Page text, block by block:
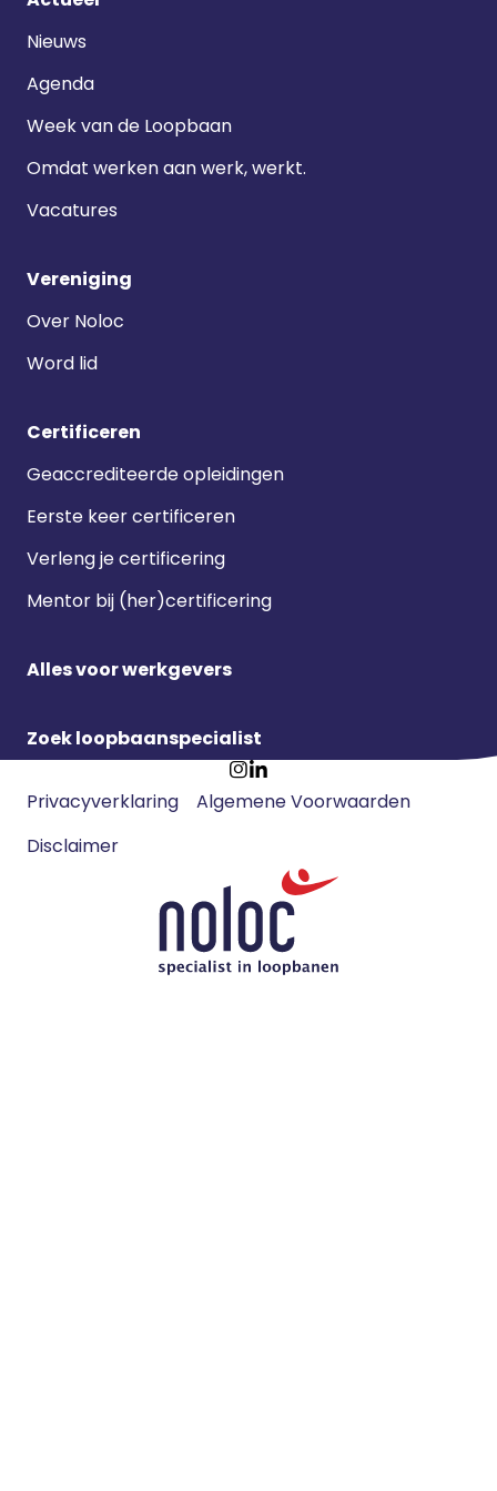
Nieuws
Agenda
Week van de Loopbaan
Omdat werken aan werk, werkt.
Vacatures
Vereniging
Over Noloc
Word lid
Certificeren
Geaccrediteerde opleidingen
Eerste keer certificeren
Verleng je certificering
Mentor bij (her)certificering
Alles voor werkgevers
Zoek loopbaanspecialist
GaGa
Footer
navigatie
Privacyverklaring
Algemene Voorwaarden
Disclaimer